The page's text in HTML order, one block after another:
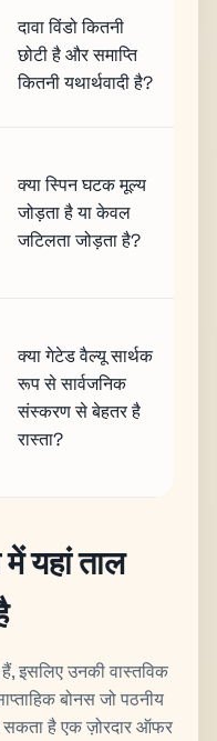
दावा विंडो कितनी
छोटी है और समाप्ति
कितनी यथार्थवादी है?
क्या स्पिन घटक मूल्य
जोड़ता है या केवल
जटिलता जोड़ता है?
क्या गेटेड वैल्यू सार्थक
रूप से सार्वजनिक
संस्करण से बेहतर है
रास्ता?
में यहां ताल
हैं, इसलिए उनकी वास्तविक
बोनस जो पठनीय
सकता है एक ज़ोरदार ऑफर